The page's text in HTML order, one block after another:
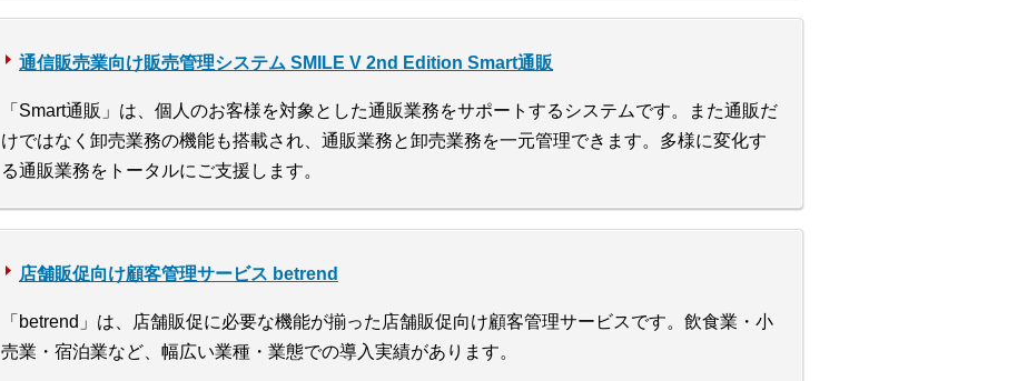
通信販売業向け販売管理システム SMILE V 2nd Edition Smart通販
「Smart通販」は、個人のお客様を対象とした通販業務をサポートするシステムです。また通販だ
けではなく卸売業務の機能も搭載され、通販業務と卸売業務を一元管理できます。多様に変化す
る通販業務をトータルにご支援します。
店舗販促向け顧客管理サービス betrend
「betrend」は、店舗販促に必要な機能が揃った店舗販促向け顧客管理サービスです。飲食業・小
売業・宿泊業など、幅広い業種・業態での導入実績があります。